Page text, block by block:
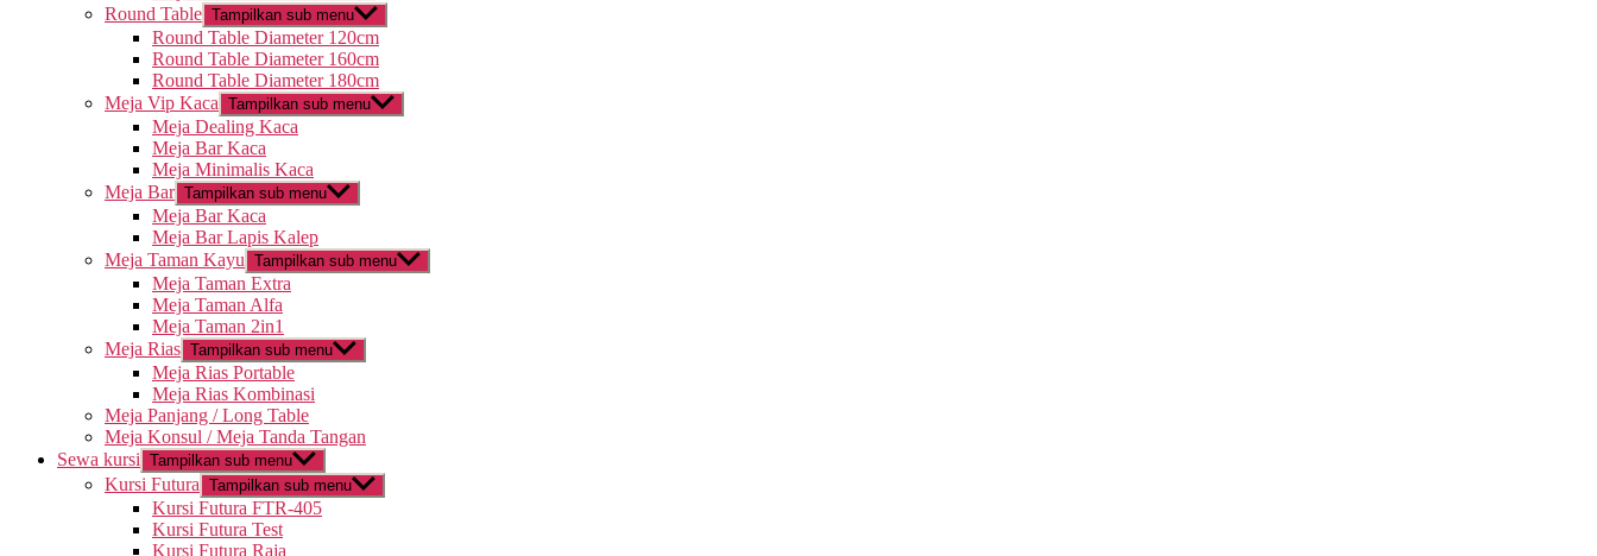
Round Table Tampilkan sub menu
Round Table Diameter 120cm
Round Table Diameter 160cm
Round Table Diameter 180cm
Meja Vip Kaca Tampilkan sub menu
Meja Dealing Kaca
Meja Bar Kaca
Meja Minimalis Kaca
Meja Bar Tampilkan sub menu
Meja Bar Kaca
Meja Bar Lapis Kalep
Meja Taman Kayu Tampilkan sub menu
Meja Taman Extra
Meja Taman Alfa
Meja Taman 2in1
Meja Rias Tampilkan sub menu
Meja Rias Portable
Meja Rias Kombinasi
Meja Panjang / Long Table
Meja Konsul / Meja Tanda Tangan
Sewa kursi Tampilkan sub menu
Kursi Futura Tampilkan sub menu
Kursi Futura FTR-405
Kursi Futura Test
Kursi Futura Raja